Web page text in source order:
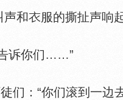
和 服的撕扯声响起
诉你们……”
：“你们滚到一边